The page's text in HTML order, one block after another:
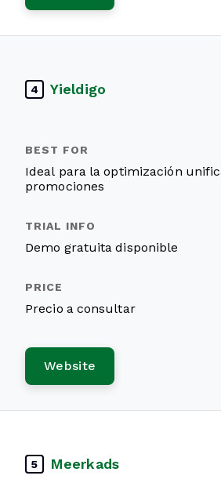
4 Yieldigo
Ideal para la optimización
promociones
Demo gratuita disponible
Precio a consultar
Website
5 Meerkads